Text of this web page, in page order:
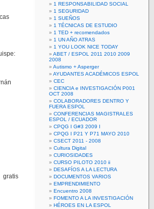
gratis
1 RESPONSABILIDAD SOCIAL
1 SEGURIDAD
1 SUEÑOS
1 TÉCNICAS DE ESTUDIO
1 TED + recomendados
1 UN AÑO ATRAS
1 YOU LOOK NICE TODAY
ABET / ESPOL 2011 2010 2009
2008
Autismo + Asperger
AYUDANTES ACADÉMICOS ESPOL
CEC
CIENCIA e INVESTIGACIÓN P001
OCT 2008
COLABORADORES DENTRO Y
FUERA ESPOL
CONFERENCIAS MAGISTRALES
ESPOL / ECUADOR
CPQG I G#3 2009 I
CPQG I P21 Y P71 MAYO 2010
CSECT 2011 - 2008
Cultura Digital
CURIOSIDADES
CURSO PILOTO 2010 ii
DESAFÍOS A LA LECTURA
DOCUMENTOS VARIOS
EMPRENDIMIENTO
Encuentro 2008
FOMENTO A LA INVESTIGACIÓN
HÉROES EN LA ESPOL